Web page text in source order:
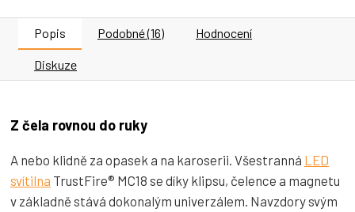
Popis Podobné (16) Hodnocení
Diskuze
Z čela rovnou do ruky
A nebo klidně za opasek a na karoserii. Všestranná LED
svítilna TrustFire® MC18 se díky klipsu, čelence a magnetu
v základně stává dokonalým univerzálem. Navzdory svým